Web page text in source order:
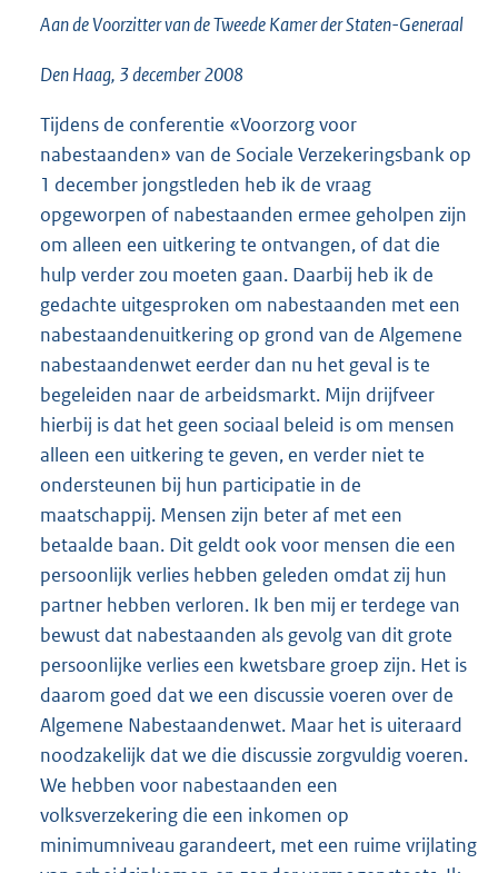
K
Aan de Voorzitter van de Tweede Kamer der Staten-Generaal
Den Haag, 3 december 2008
Tijdens de conferentie «Voorzorg voor
nabestaanden» van de Sociale Verzekeringsbank op
1 december jongstleden heb ik de vraag
opgeworpen of nabestaanden ermee geholpen zijn
om alleen een uitkering te ontvangen, of dat die
hulp verder zou moeten gaan. Daarbij heb ik de
gedachte uitgesproken om nabestaanden met een
nabestaandenuitkering op grond van de Algemene
nabestaandenwet eerder dan nu het geval is te
begeleiden naar de arbeidsmarkt. Mijn drijfveer
hierbij is dat het geen sociaal beleid is om mensen
alleen een uitkering te geven, en verder niet te
ondersteunen bij hun participatie in de
maatschappij. Mensen zijn beter af met een
betaalde baan. Dit geldt ook voor mensen die een
persoonlijk verlies hebben geleden omdat zij hun
partner hebben verloren. Ik ben mij er terdege van
bewust dat nabestaanden als gevolg van dit grote
persoonlijke verlies een kwetsbare groep zijn. Het is
daarom goed dat we een discussie voeren over de
Algemene Nabestaandenwet. Maar het is uiteraard
noodzakelijk dat we die discussie zorgvuldig voeren.
We hebben voor nabestaanden een
volksverzekering die een inkomen op
minimumniveau garandeert, met een ruime vrijlating